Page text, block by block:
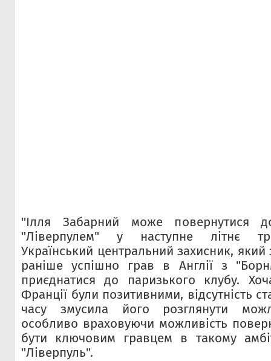
"Ілля Забарний може повернутися
"Ліверпулем" у наступне літнє
Український центральний захисник,
раніше успішно грав в Англії з
приєднатися до паризького клубу.
Франції були позитивними, відсутність
часу змусила його розглянути
особливо враховуючи можливість
бути ключовим гравцем в такому
"Ліверпуль".